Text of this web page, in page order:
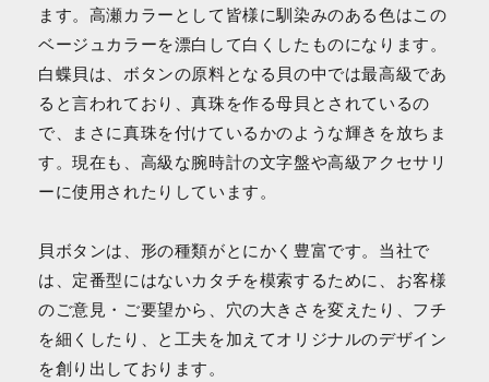
ます。高瀬カラーとして皆様に馴染みのある色はこの
ベージュカラーを漂白して白くしたものになります。
白蝶貝は、ボタンの原料となる貝の中では最高級であ
ると言われており、真珠を作る母貝とされているの
で、まさに真珠を付けているかのような輝きを放ちま
す。現在も、高級な腕時計の文字盤や高級アクセサリ
ーに使用されたりしています。
貝ボタンは、形の種類がとにかく豊富です。当社で
は、定番型にはないカタチを模索するために、お客様
のご意見・ご要望から、穴の大きさを変えたり、フチ
を細くしたり、と工夫を加えてオリジナルのデザイン
を創り出しております。